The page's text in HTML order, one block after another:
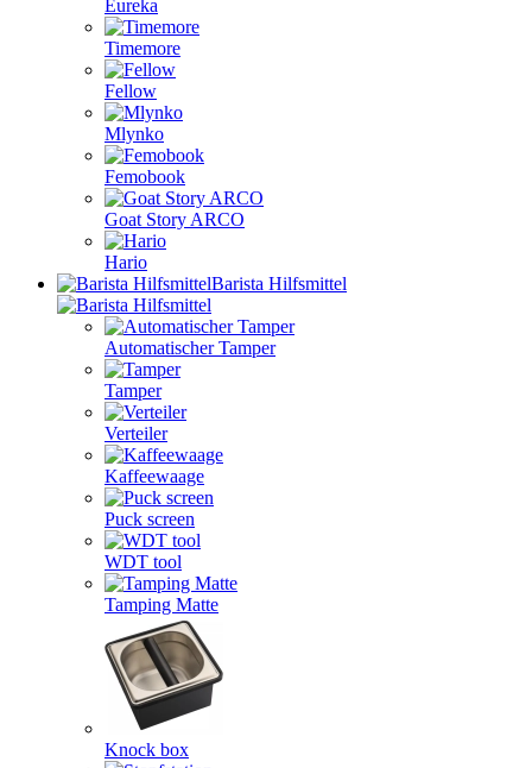
Eureka
Timemore
Fellow
Mlynko
Femobook
Goat Story ARCO
Hario
Barista Hilfsmittel
Automatischer Tamper
Tamper
Verteiler
Kaffeewaage
Puck screen
WDT tool
Tamping Matte
Knock box